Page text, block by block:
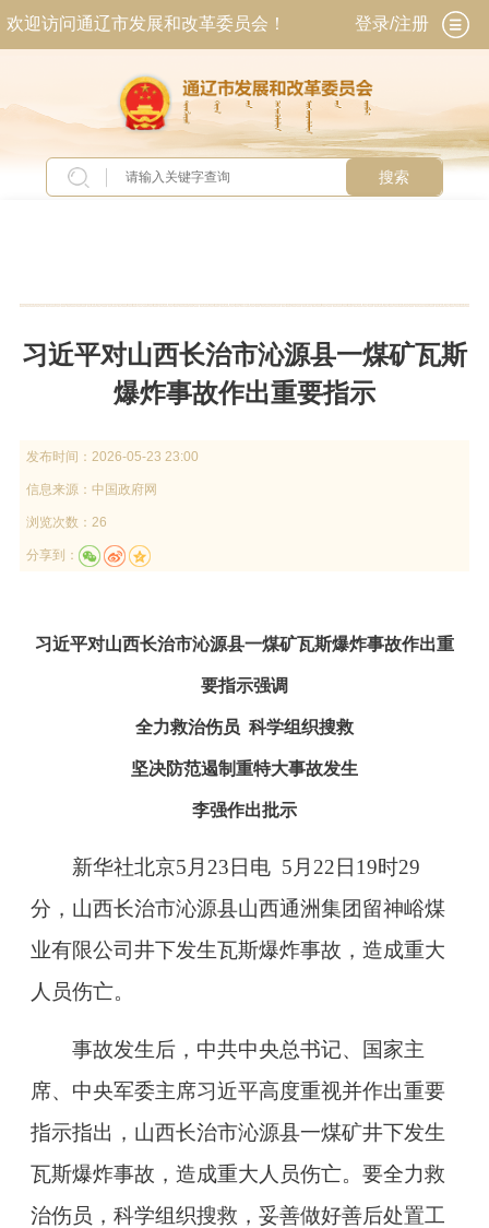
欢迎访问通辽市发展和改革委员会！ 登录/注册
搜索
习近平对山西长治市沁源县一煤矿瓦斯
爆炸事故作出重要指示
发布时间： 2026-05-23 23:00
信息来源： 中国政府网
浏览次数：26
分享到：
习近平对山西长治市沁源县一煤矿瓦斯爆炸事故作出重
要指示强调
全力救治伤员 科学组织搜救
坚决防范遏制重特大事故发生
李强作出批示
新华社北京5月23日电 5月22日19时29
分，山西长治市沁源县山西通洲集团留神峪煤
业有限公司井下发生瓦斯爆炸事故，造成重大
人员伤亡。
事故发生后，中共中央总书记、国家主
席、中央军委主席习近平高度重视并作出重要
指示指出，山西长治市沁源县一煤矿井下发生
瓦斯爆炸事故，造成重大人员伤亡。要全力救
治伤员，科学组织搜救，妥善做好善后处置工